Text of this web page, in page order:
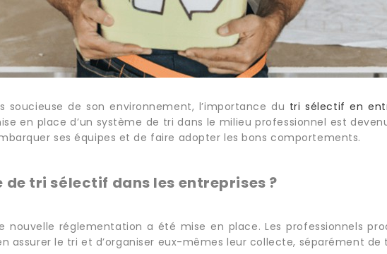
soucieuse de son environnement, l’importance du tri sélectif en
en place d’un système de tri dans le milieu professionnel est
ses équipes et de faire adopter les bons comportements.
de tri sélectif dans les entreprises ?
nouvelle réglementation a été mise en place. Les professionnels
assurer le tri et d’organiser eux-mêmes leur collecte, séparément